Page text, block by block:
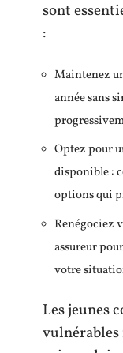
sont
:
Maintenez
année sans
Optez pour
disponible :
options qui
Renégociez
assureur
votre
Les jeunes
vulnérables